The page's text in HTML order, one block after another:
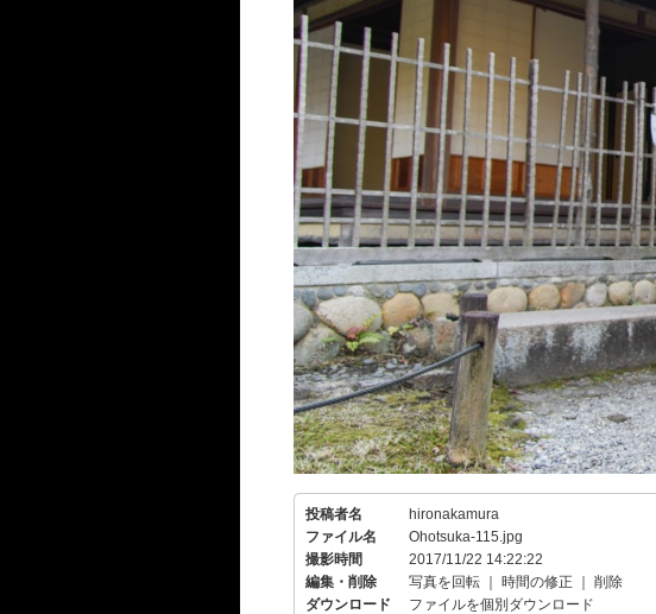
投稿者名
hironakamura
ファイル名
Ohotsuka-115.jpg
撮影時間
2017/11/22 14:22:22
編集・削除
写真を回転 時間の修正
削除
ダウンロード
ファイルを個別ダウンロード